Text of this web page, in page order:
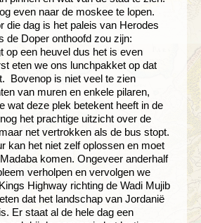
even naar de moskee te lopen.
die dag is het paleis van Herodes
de Doper onthoofd zou zijn:
op een heuvel dus het is even
eten we ons lunchpakket op dat
Bovenop is niet veel te zien
van muren en enkele pilaren,
wat deze plek betekent heeft in de
het prachtige uitzicht over de
net vertrokken als de bus stopt.
kan het niet zelf oplossen en moet
komen. Ongeveer anderhalf
verholpen en vervolgen we
Highway richting de Wadi Mujib
dat het landschap van Jordanië
Er staat al de hele dag een